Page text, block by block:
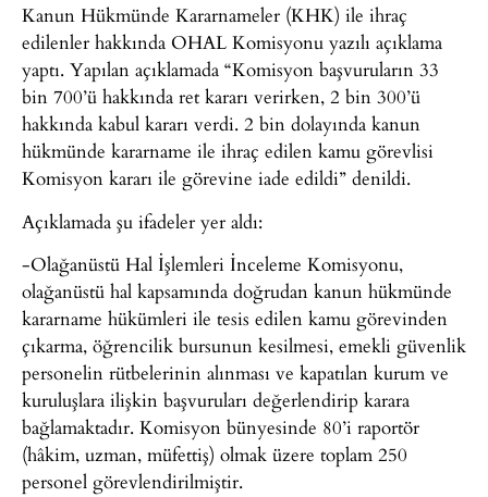
Kanun Hükmünde Kararnameler (KHK) ile ihraç
edilenler hakkında OHAL Komisyonu yazılı açıklama
yaptı. Yapılan açıklamada “Komisyon başvuruların 33
bin 700’ü hakkında ret kararı verirken, 2 bin 300’ü
hakkında kabul kararı verdi. 2 bin dolayında kanun
hükmünde kararname ile ihraç edilen kamu görevlisi
Komisyon kararı ile görevine iade edildi” denildi.
Açıklamada şu ifadeler yer aldı:
-Olağanüstü Hal İşlemleri İnceleme Komisyonu,
olağanüstü hal kapsamında doğrudan kanun hükmünde
kararname hükümleri ile tesis edilen kamu görevinden
çıkarma, öğrencilik bursunun kesilmesi, emekli güvenlik
personelin rütbelerinin alınması ve kapatılan kurum ve
kuruluşlara ilişkin başvuruları değerlendirip karara
bağlamaktadır. Komisyon bünyesinde 80’i raportör
(hâkim, uzman, müfettiş) olmak üzere toplam 250
personel görevlendirilmiştir.